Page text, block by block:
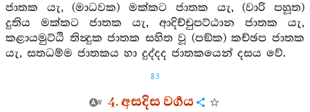
ජාතක යැ, (මාධවක) මක්කට ජාතක යැ, (වාරි පහූත)
දුතිය මක්කට ජාතක යැ, ආදිච්චුපට්ඨාන ජාතක යැ,
කළායමුට්ඨි තින්‍දුක ජාතක සහිත වූ (පඞ්ක) කච්ඡප ජාතක
යැ, සතධම්ම ජාතකය හා දුද්දද ජාතකයෙන් දසය වේ.
83
4. අසදිස වර්‍ගය